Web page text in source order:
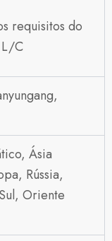
requisitos do
C
Ásia
Rússia,
Oriente